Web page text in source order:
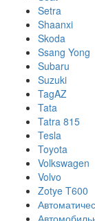
Setra
Shaanxi
Skoda
Ssang Yong
Subaru
Suzuki
TagAZ
Tata
Tatra 815
Tesla
Toyota
Volkswagen
Volvo
Zotye T600